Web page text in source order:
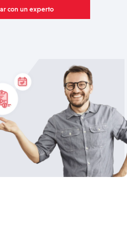
con un experto